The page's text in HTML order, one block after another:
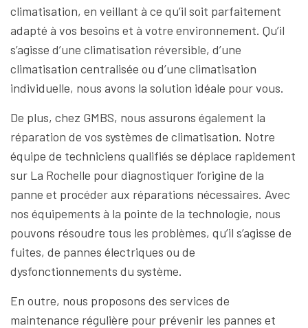
climatisation, en veillant à ce qu’il soit parfaitement
adapté à vos besoins et à votre environnement. Qu’il
s’agisse d’une climatisation réversible, d’une
climatisation centralisée ou d’une climatisation
individuelle, nous avons la solution idéale pour vous.
De plus, chez GMBS, nous assurons également la
réparation de vos systèmes de climatisation. Notre
équipe de techniciens qualifiés se déplace rapidement
sur La Rochelle pour diagnostiquer l’origine de la
panne et procéder aux réparations nécessaires. Avec
nos équipements à la pointe de la technologie, nous
pouvons résoudre tous les problèmes, qu’il s’agisse de
fuites, de pannes électriques ou de
dysfonctionnements du système.
En outre, nous proposons des services de
maintenance régulière pour prévenir les pannes et